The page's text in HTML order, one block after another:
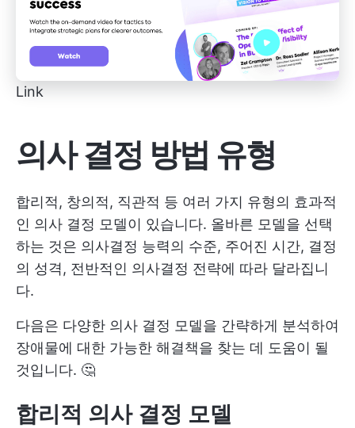
Link
의사 결정 방법 유형
합리적, 창의적, 직관적 등 여러 가지 유형의 효과적
인 의사 결정 모델이 있습니다. 올바른 모델을 선택
하는 것은 의사결정 능력의 수준, 주어진 시간, 결정
의 성격, 전반적인 의사결정 전략에 따라 달라집니
다.
다음은 다양한 의사 결정 모델을 간략하게 분석하여
장애물에 대한 가능한 해결책을 찾는 데 도움이 될
것입니다. 🤔
합리적 의사 결정 모델